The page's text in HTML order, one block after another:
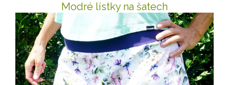
Modré lístky na šatech